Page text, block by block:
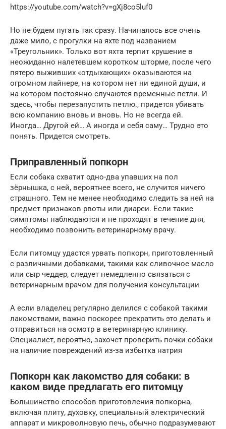
https://youtube.com/watch?v=gXj8co5luf0
Но не будем пугать так сразу. Начиналось все очень
даже мило, с прогулки на яхте под названием
«Треугольник». Только вот яхта терпит крушение в
неожиданно налетевшем коротком шторме, после чего
пятеро выживших «отдыхающих» оказываются на
огромном лайнере, на котором нет ни единой души, и
на котором постоянно случаются временные петли. И
здесь, чтобы перезапустить петлю., придется убивать
всю компанию вновь и вновь. Но не всегда ей.
Иногда… Другой ей… А иногда и себя саму… Трудно это
понять. Придется смотреть.
Приправленный попкорн
Если собака схватит одно-два упавших на пол
зёрнышка, с ней, вероятнее всего, не случится ничего
страшного. Тем не менее необходимо следить за ней на
предмет признаков рвоты или диареи. Если такие
симптомы наблюдаются и не проходят в течение дня,
необходимо позвонить ветеринарному врачу.
Если питомцу удастся урвать попкорн, приготовленный
с различными добавками, такими как сливочное масло
или сыр чеддер, следует немедленно связаться с
ветеринарным врачом для получения консультации
А если владелец регулярно делился с собакой такими
лакомствами, важно поскорее прекратить это делать и
отправиться на осмотр в ветеринарную клинику.
Специалист, вероятно, захочет проверить почки собаки
на наличие повреждений из-за избытка натрия
Попкорн как лакомство для собаки: в
каком виде предлагать его питомцу
Большинство способов приготовления попкорна,
включая плиту, духовку, специальный электрический
аппарат и микроволновую печь, обычно подразумевают